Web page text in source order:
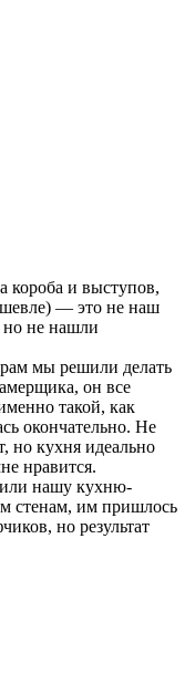
короба и выступов,
— это не наш
не нашли
мы решили делать
он все
такой, как
окончательно. Не
но кухня идеально
нравится.
нашу кухню-
стенам, им пришлось
но результат